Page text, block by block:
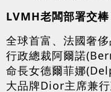
LVMH老闆部署交棒
全球首富、法國奢
行政總裁阿爾諾
命長女德爾菲娜
大品牌Dior主席兼行